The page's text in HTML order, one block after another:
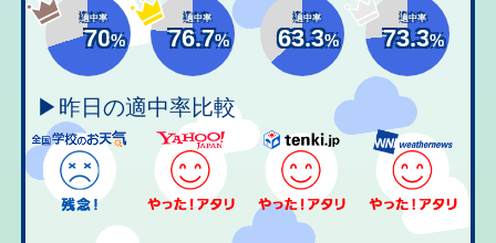
適中率
70%
適中率
76.7%
適中率
63.3%
適中率
73.3%
▶昨日の適中率比較